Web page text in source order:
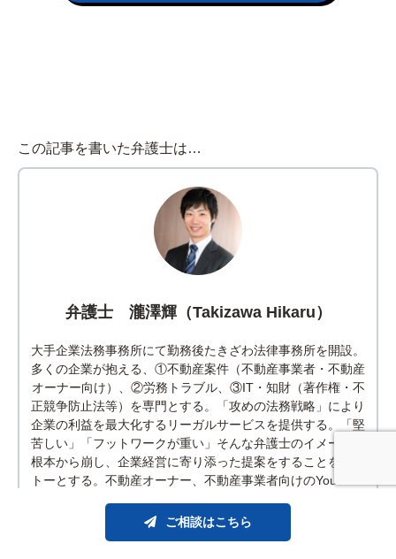
この記事を書いた弁護士は…
弁護士 瀧澤輝（Takizawa Hikaru）
大手企業法務事務所にて勤務後たきざわ法律事務所を開設。
多くの企業が抱える、①不動産案件（不動産事業者・不動産
オーナー向け）、②労務トラブル、③IT・知財（著作権・不
正競争防止法等）を専門とする。「攻めの法務戦略」により
企業の利益を最大化するリーガルサービスを提供する。「堅
苦しい」「フットワークが重い」そんな弁護士のイメージを
根本から崩し、企業経営に寄り添った提案をすることをモッ
トーとする。不動産オーナー、不動産事業者向けのYouTube
う
ご相談はこちら